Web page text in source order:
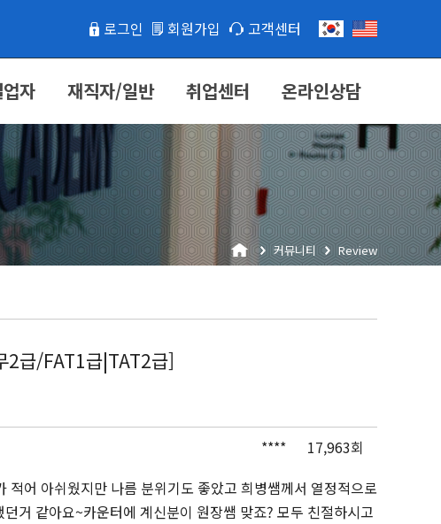
로그인 회원가입 고객센터
자 재직자/일반 취업센터 온라인상담
커뮤니티 Review
2급/FAT1급|TAT2급]
****
17,963회
어 아쉬웠지만 나름 분위기도 좋았고 희병쌤께서 열정적으로
거 같아요~카운터에 계신분이 원장쌤 맞죠? 모두 친절하시고